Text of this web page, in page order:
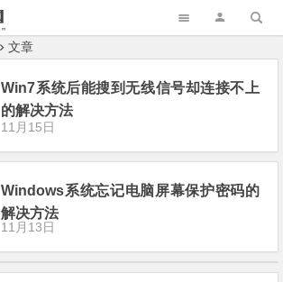
文章
Win7系统后能搜到无线信号却连接不上
的解决方法
11月15日
Windows系统忘记电脑屏幕保护密码的
解决方法
11月13日